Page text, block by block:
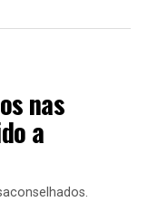
nas
a